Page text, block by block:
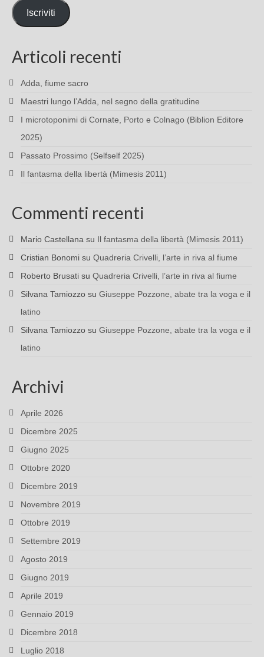
mail
Iscriviti
Articoli recenti
Adda, fiume sacro
Maestri lungo l’Adda, nel segno della gratitudine
I microtoponimi di Cornate, Porto e Colnago (Biblion Editore
2025)
Passato Prossimo (Selfself 2025)
Il fantasma della libertà (Mimesis 2011)
Commenti recenti
Mario Castellana su Il fantasma della libertà (Mimesis 2011)
Cristian Bonomi su Quadreria Crivelli, l’arte in riva al fiume
Roberto Brusati su Quadreria Crivelli, l’arte in riva al fiume
Silvana Tamiozzo su Giuseppe Pozzone, abate tra la voga e il
latino
Silvana Tamiozzo su Giuseppe Pozzone, abate tra la voga e il
latino
Archivi
Aprile 2026
Dicembre 2025
Giugno 2025
Ottobre 2020
Dicembre 2019
Novembre 2019
Ottobre 2019
Settembre 2019
Agosto 2019
Giugno 2019
Aprile 2019
Gennaio 2019
Dicembre 2018
Luglio 2018